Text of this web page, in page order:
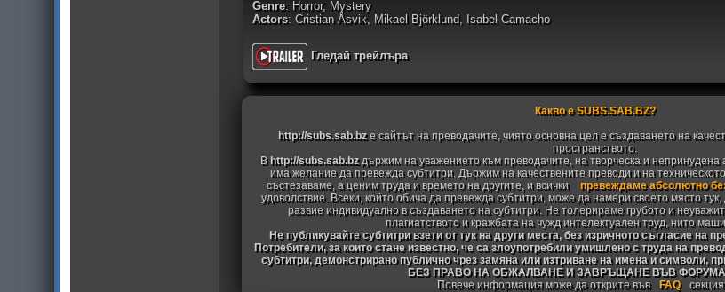
Genre: Horror, Mystery
Actors: Cristian Åsvik, Mikael Björklund, Isabel Camacho
Гледай трейлъра
Какво е SUBS.SAB.BZ?
http://subs.sab.bzе сайтът на преводачите, чиято основна цел е създаването на
пространството.
В http://subs.sab.bzдържим на уважението към преводачите, на творческа и непринудена
има желание да превежда субтитри. Държим на качествените преводи и на
състезаваме, а ценим труда и времето на другите, и всички
превеждаме абсолютно
удоволствие. Всеки, който обича да превежда субтитри, може да намери своето място
развие индивидуално в създаването на субтитри. Не толерираме грубото и
плагиатството и кражбата на чужд интелектуален труд, нито
Не публикувайте субтитри взети от тук на други места, без изричното съгласие на
Потребители, за които стане известно, че са злоупотребили умишлено с труда на
субтитри, демонстрирано публично чрез замяна или изтриване на имена и
БЕЗ ПРАВО НА ОБЖАЛВАНЕ И ЗАВРЪЩАНЕ ВЪВ
Повече информация може да открите във
FAQ